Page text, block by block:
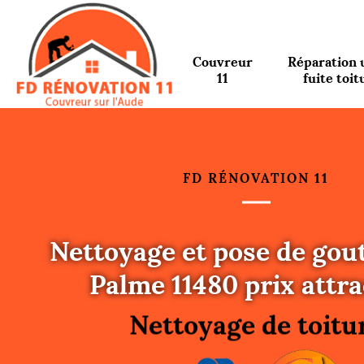
Couvreur
11
Réparation
fuite
FD RÉNOVATION 11
Nettoyage et pose de
Palme 11480 prix
Urgence fuite
Changement de
Nettoyage de